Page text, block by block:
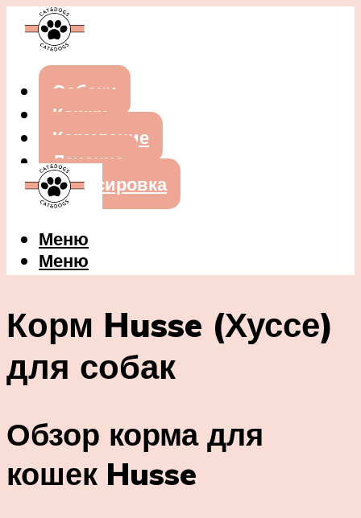
Собаки
Кошки
Кормление
Лечение
Дрессировка
Меню
Меню
Корм Husse (Хуссе)
для собак
Обзор корма для
кошек Husse